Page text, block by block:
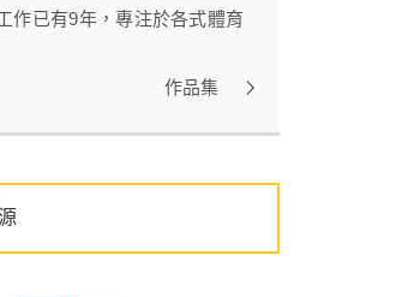
作已有9年，專注於各式體育
作品集